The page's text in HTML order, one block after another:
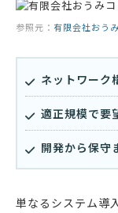
参照元： 有限会社おう
ネットワーク
適正規模で要
開発から保守
単なるシステム導